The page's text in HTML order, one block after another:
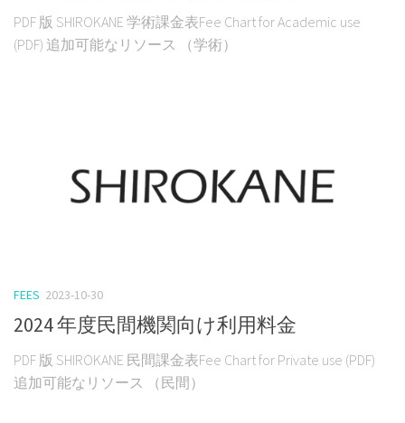
PDF 版 SHIROKANE 学術課金表Fee Chart for Academic use
(PDF) 追加可能なリソース （学術）
FEES 2023-10-30
2024 年度民間機関向け利用料金
PDF 版 SHIROKANE 民間課金表Fee Chart for Private use (PDF)
追加可能なリソース （民間）